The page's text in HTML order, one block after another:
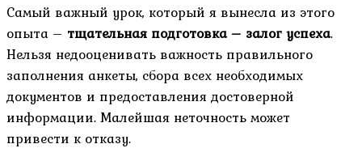
Самый важный урок, который я вынесла из этого
опыта – тщательная подготовка – залог успеха.
Нельзя недооценивать важность правильного
заполнения анкеты, сбора всех необходимых
документов и предоставления достоверной
информации. Малейшая неточность может
привести к отказу.